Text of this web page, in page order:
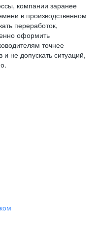
компании заранее
в производственном
переработок,
оформить
точнее
и не допускать ситуаций,